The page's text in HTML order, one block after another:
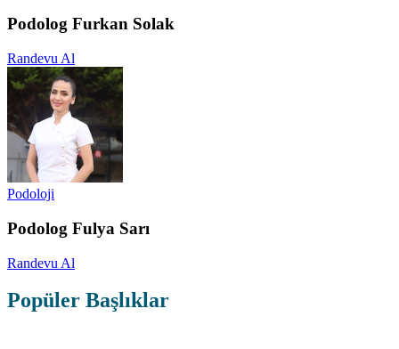
Podolog Furkan Solak
Randevu Al
Podoloji
Podolog Fulya Sarı
Randevu Al
Popüler Başlıklar